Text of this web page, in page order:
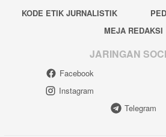
KODE ETIK JURNALISTIK
MEJA REDAKSI
JARINGAN
Facebook
Instagram
Telegram